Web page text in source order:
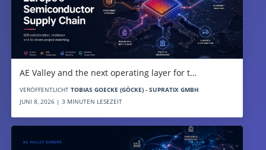
AE Valley and the next operating layer for t…
VERÖFFENTLICHT TOBIAS GOECKE (GÖCKE) - SUPRATIX GMBH
JUNI 8, 2026 | 3 MINUTEN LESEZEIT